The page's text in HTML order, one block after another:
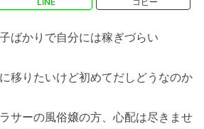
ばかりで自分には稼ぎづらい
移りたいけど初めてだしどうなのか
サーの風俗嬢の方、心配は尽きませ